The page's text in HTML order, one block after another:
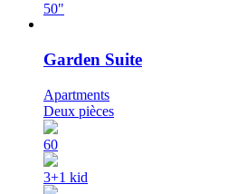
50"
Garden Suite
Apartments
Deux pièces
60
3+1 kid